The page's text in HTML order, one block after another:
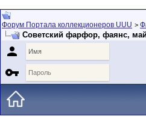
Форум Портала коллекционеров UUU >
Советский фарфор, фаянс,

